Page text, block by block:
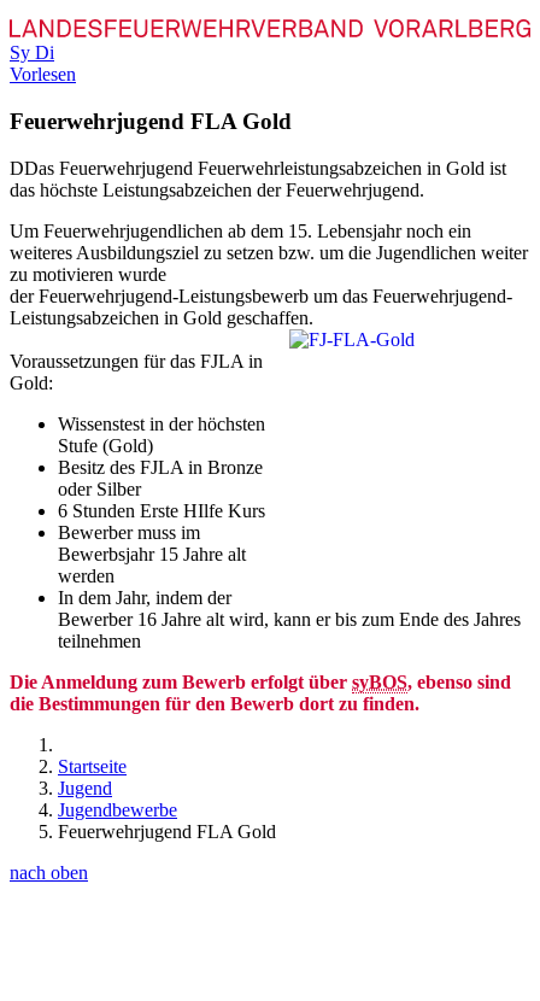
Sy Di
Vorlesen
Feuerwehrjugend FLA Gold
DDas Feuerwehrjugend Feuerwehrleistungsabzeichen in Gold ist
das höchste Leistungsabzeichen der Feuerwehrjugend.
Um Feuerwehrjugendlichen ab dem 15. Lebensjahr noch ein
weiteres Ausbildungsziel zu setzen bzw. um die Jugendlichen weiter
zu motivieren wurde
der Feuerwehrjugend-Leistungsbewerb um das Feuerwehrjugend-
Leistungsabzeichen in Gold geschaffen.
Voraussetzungen für das FJLA in
Gold:
Wissenstest in der höchsten
Stufe (Gold)
Besitz des FJLA in Bronze
oder Silber
6 Stunden Erste HIlfe Kurs
Bewerber muss im
Bewerbsjahr 15 Jahre alt
werden
In dem Jahr, indem der
Bewerber 16 Jahre alt wird, kann er bis zum Ende des Jahres
teilnehmen
Die Anmeldung zum Bewerb erfolgt über syBOS, ebenso sind
die Bestimmungen für den Bewerb dort zu finden.
Startseite
Jugend
Jugendbewerbe
Feuerwehrjugend FLA Gold
nach oben